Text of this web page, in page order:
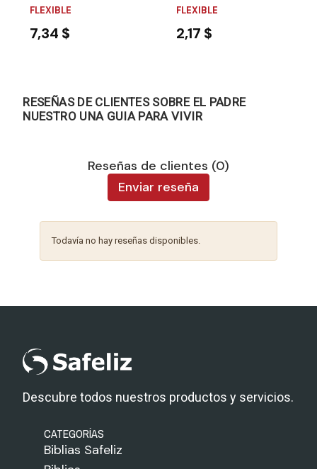
FLEXIBLE
7,34 $
FLEXIBLE
2,17 $
RESEÑAS DE CLIENTES SOBRE EL PADRE
NUESTRO UNA GUIA PARA VIVIR
Reseñas de clientes (0)
Enviar reseña
Todavía no hay reseñas disponibles.
Descubre todos nuestros productos y servicios.
CATEGORÍAS
Biblias Safeliz